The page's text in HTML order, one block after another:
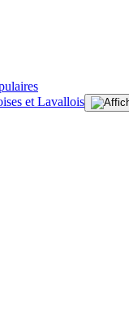
et Lavallois